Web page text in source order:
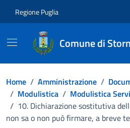
Regione Puglia
Comune di
Home / Amministrazione /
/ Modulistica / Modulistica
/ 10. Dichiarazione sostitutiva
non sa o non può firmare, a breve